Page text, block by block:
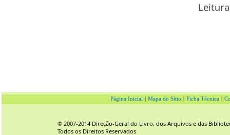
Página Inicial Mapa do Sítio Ficha Técnica
© 2007-2014 Direção-Geral do Livro, dos Arquivos e das
Todos os Direitos Reservados